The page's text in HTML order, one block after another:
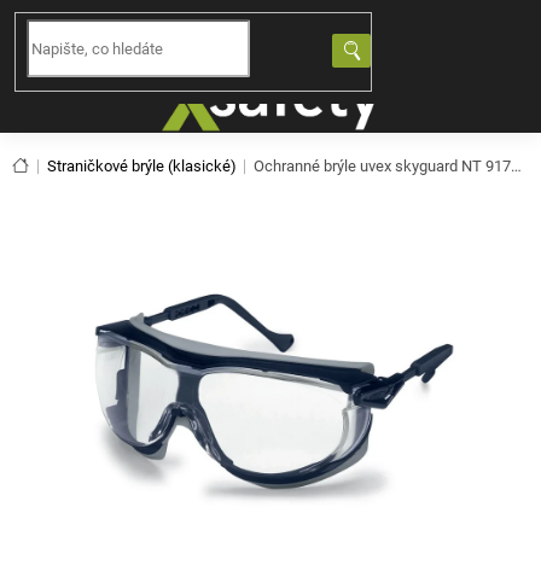
Přejít
obsah
Domů
Straničkové brýle (klasické) Ochranné brýle uvex skyguard NT 9175160